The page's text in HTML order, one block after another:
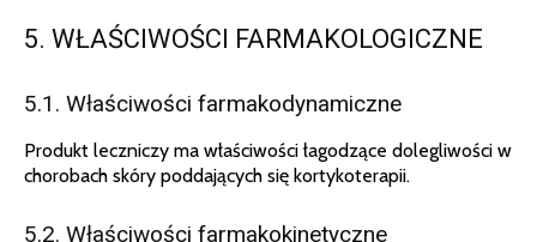
5. WŁAŚCIWOŚCI FARMAKOLOGICZNE
5.1. Właściwości farmakodynamiczne
Produkt leczniczy ma właściwości łagodzące dolegliwości w
chorobach skóry poddających się kortykoterapii.
5.2. Właściwości farmakokinetyczne